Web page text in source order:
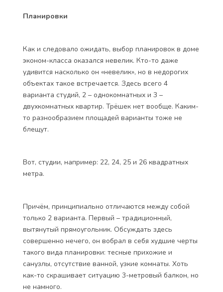
Планировки
Как и следовало ожидать, выбор планировок в доме
эконом-класса оказался невелик. Кто-то даже
удивится насколько он «невелик», но в недорогих
объектах такое встречается. Здесь всего 4
варианта студий, 2 – однокомнатных и 3 –
двухкомнатных квартир. Трёшек нет вообще. Каким-
то разнообразием площадей варианты тоже не
блещут.
Вот, студии, например: 22, 24, 25 и 26 квадратных
метра.
Причём, принципиально отличаются между собой
только 2 варианта. Первый – традиционный,
вытянутый прямоугольник. Обсуждать здесь
совершенно нечего, он вобрал в себя худшие черты
такого вида планировки: тесные прихожие и
санузлы, отсутствие ванной, узкие комнаты. Хоть
как-то скрашивает ситуацию 3-метровый балкон, но
не намного.